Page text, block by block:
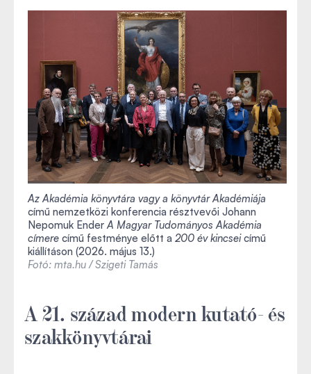
Az Akadémia könyvtára vagy a könyvtár Akadémiája
című nemzetközi konferencia résztvevői Johann
Nepomuk EnderA Magyar Tudományos Akadémia
címere című festménye előtt a 200 év kincseicímű
kiállításon (2026. május 13.)
Fotó: mta.hu / Szigeti Tamás
A 21. század modern kutató- és
szakkönyvtárai